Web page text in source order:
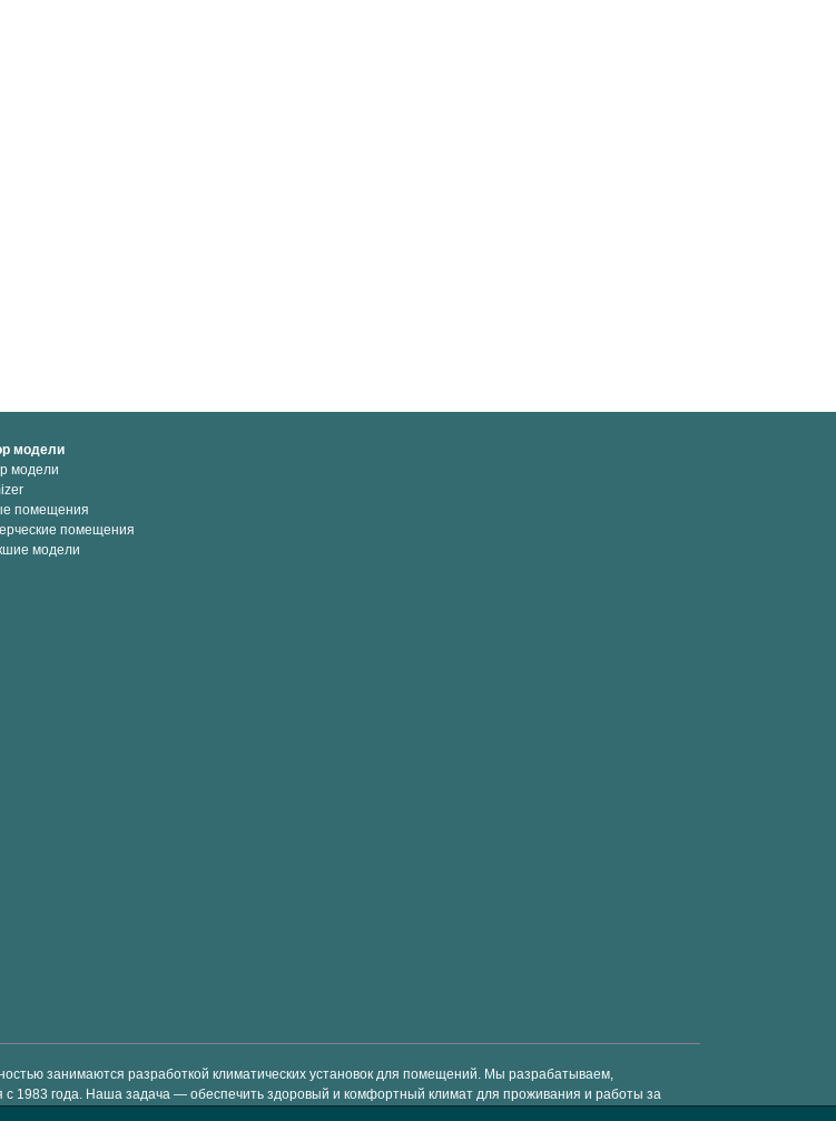
модели
модели
помещения
помещения
модели
занимаются разработкой климатических установок для помещений. Мы разрабатываем,
1983 года. Наша задача — обеспечить здоровый и комфортный климат для проживания и работы за